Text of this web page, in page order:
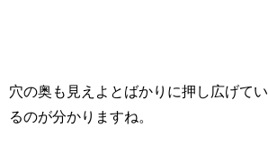
穴の奥も見えよとばかりに押し広げてい
るのが分かりますね。